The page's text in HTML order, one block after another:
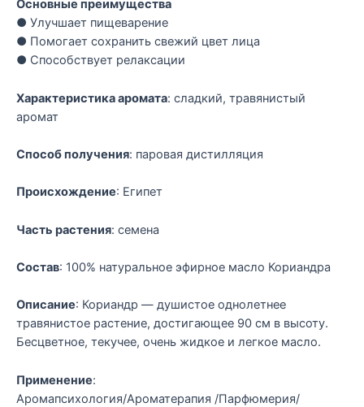
Основные преимущества
● Улучшает пищеварение
● Помогает сохранить свежий цвет лица
● Способствует релаксации
Характеристика аромата: сладкий, травянистый
аромат
Способ получения: паровая дистилляция
Происхождение: Египет
Часть растения: семена
Состав: 100% натуральное эфирное масло Кориандра
Описание: Кориандр — душистое однолетнее
травянистое растение, достигающее 90 см в высоту.
Бесцветное, текучее, очень жидкое и легкое масло.
Применение:
Аромапсихология/Ароматерапия /Парфюмерия/